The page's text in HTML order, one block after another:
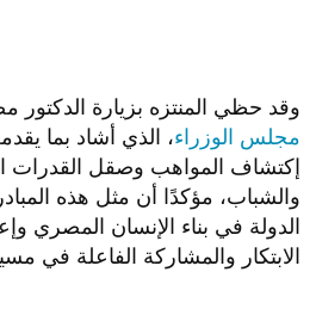
وقد حظي المنتزه بزيارة
مجلس الوزراء، الذي أشاد بما
إكتشاف المواهب وصقل القدرات
والشباب، مؤكدًا أن مثل هذه
الدولة في بناء الإنسان المصري
الابتكار والمشاركة الفاعلة في